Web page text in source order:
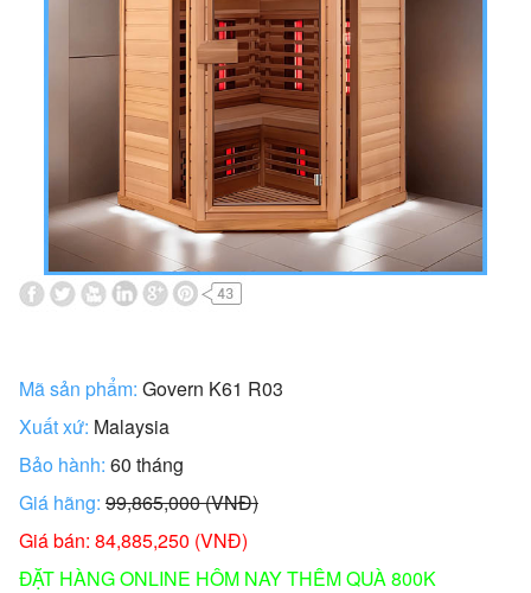
Mã sản phẩm: Govern K61 R03
Xuất xứ: Malaysia
Bảo hành: 60 tháng
Giá hãng: 99,865,000 (VNĐ)
Giá bán: 84,885,250 (VNĐ)
ĐẶT HÀNG ONLINE HÔM NAY THÊM QUÀ 800K